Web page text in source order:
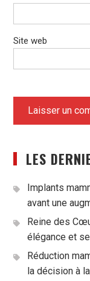
Site web
LES
Implants
avant une
Reine des
élégance et
Réduction
la décision à